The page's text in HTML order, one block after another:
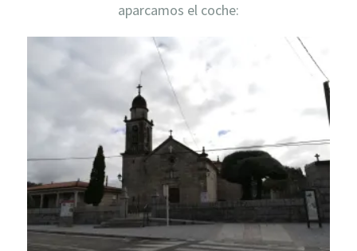
aparcamos el coche: